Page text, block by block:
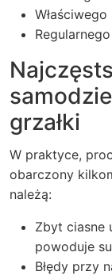
grzałki
W praktyce,
obarczony
należą:
Zbyt ciasne
powoduje
Błędy przy